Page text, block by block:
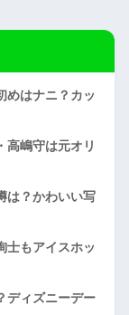
めはナニ？カッ
高嶋守は元オリ
は？かわいい写
士もアイスホッ
ディズニーデー